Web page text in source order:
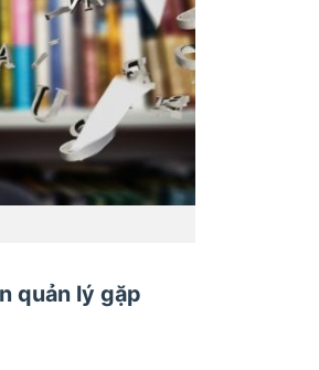
quản lý gặp